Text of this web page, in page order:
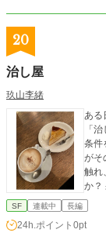
20
治し屋
玖山李緒
ある
「
条件
がそ
触れ
か？
SF 連載中 長編
24h.ポイント 0pt